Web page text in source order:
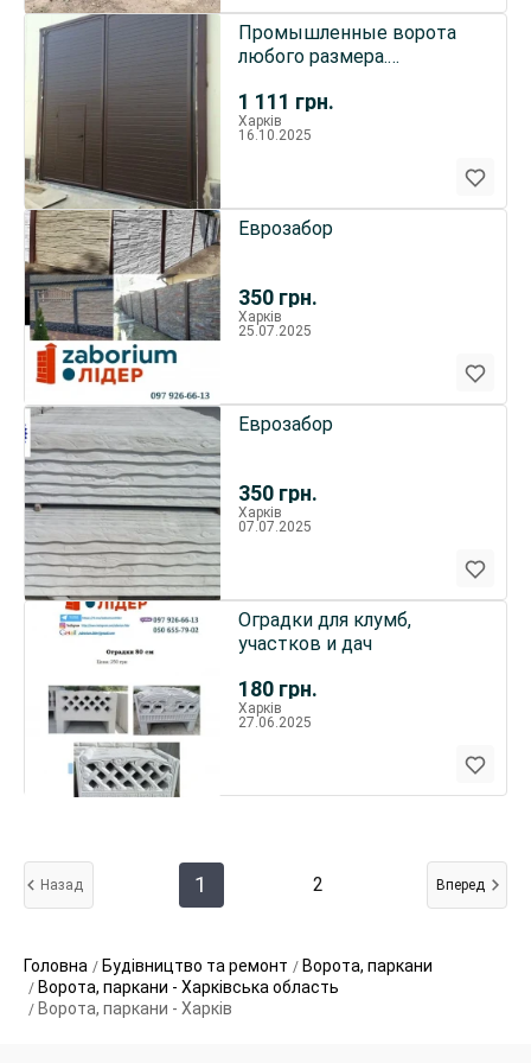
1 111 грн.
Промышленные ворота
любого размера.
Харків
16.10.2025
350 грн.
Еврозабор
Харків
25.07.2025
350 грн.
Еврозабор
Харків
07.07.2025
180 грн.
Оградки для клумб,
участков и дач
Харків
27.06.2025
Назад 1 2 Вперед
Головна Будівництво та ремонт
Ворота, паркани
Ворота, паркани - Харківська область
Ворота, паркани - Харків